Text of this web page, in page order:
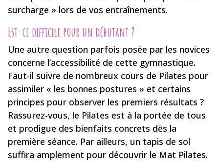
surcharge » lors de vos entraînements.
Est-ce difficile pour un débutant ?
Une autre question parfois posée par les novices
concerne l’accessibilité de cette gymnastique.
Faut-il suivre de nombreux cours de Pilates pour
assimiler « les bonnes postures » et certains
principes pour observer les premiers résultats ?
Rassurez-vous, le Pilates est à la portée de tous
et prodigue des bienfaits concrets dès la
première séance. Par ailleurs, un tapis de sol
suffira amplement pour découvrir le Mat Pilates.